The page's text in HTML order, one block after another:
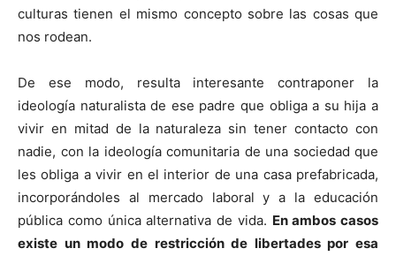
culturas tienen el mismo concepto sobre las cosas que
nos rodean.
De ese modo, resulta interesante contraponer la
ideología naturalista de ese padre que obliga a su hija a
vivir en mitad de la naturaleza sin tener contacto con
nadie, con la ideología comunitaria de una sociedad que
les obliga a vivir en el interior de una casa prefabricada,
incorporándoles al mercado laboral y a la educación
pública como única alternativa de vida. En ambos casos
existe un modo de restricción de libertades por esa